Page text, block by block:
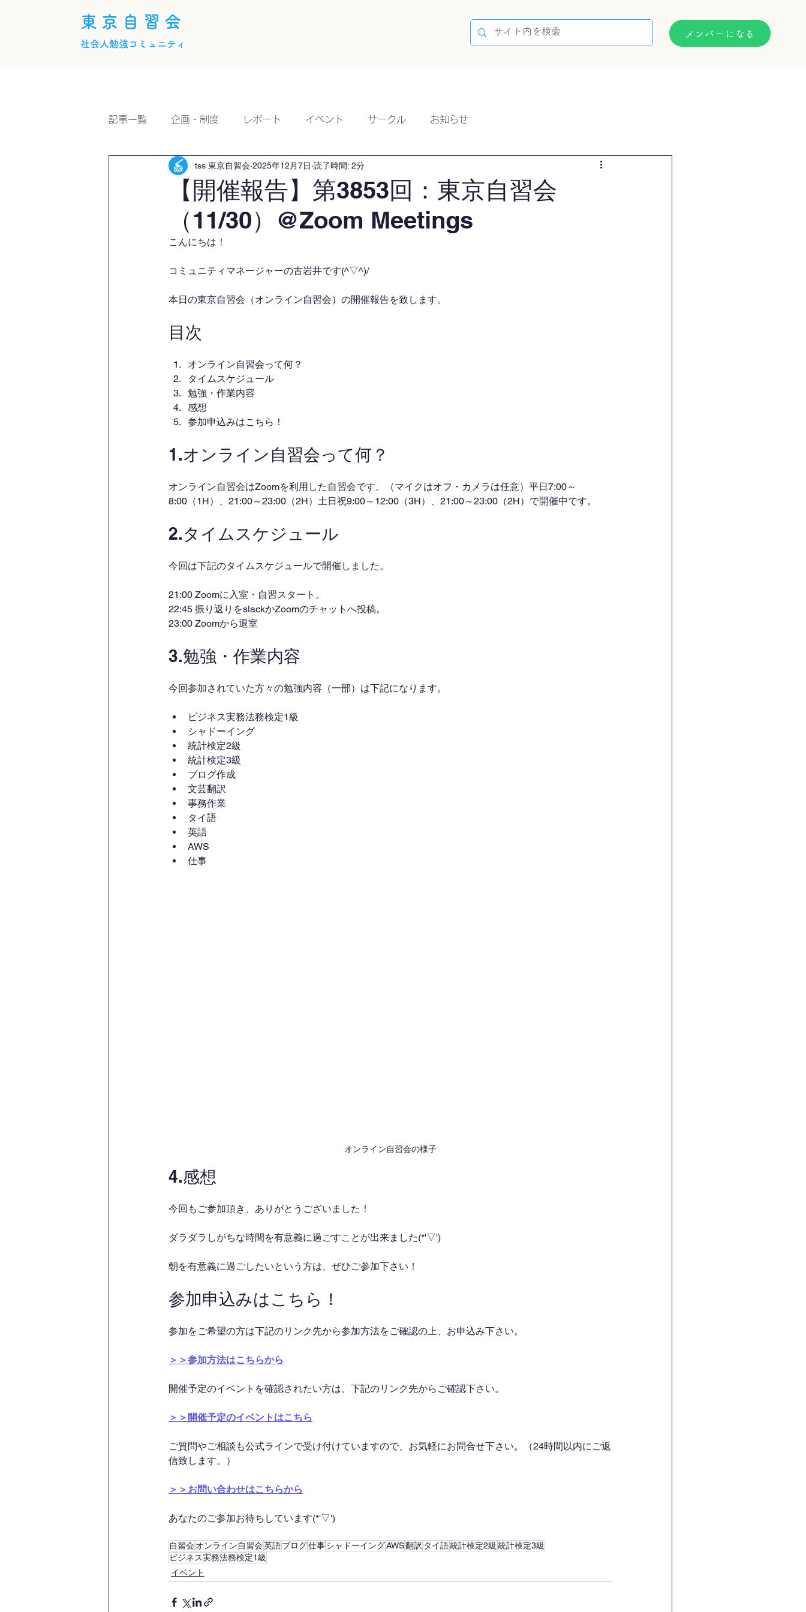
東京自習会
社会人勉強コミュニティ
メンバーになる
記事一覧 企画・制度 レポート イベント サークル お知らせ
【開催報告】第3853回：東京自習会
（11/30）@Zoom Meetings
tss 東京自習会 2025年12月7日 読了時間: 2分
こんにちは！
コミュニティマネージャーの古岩井です(^▽^)/
本日の東京自習会（オンライン自習会）の開催報告を致します。
目次
オンライン自習会って何？
タイムスケジュール
勉強・作業内容
感想
参加申込みはこちら！
1.オンライン自習会って何？
オンライン自習会はZoomを利用した自習会です。（マイクはオフ・カメラは任意）平日7:00～
8:00（1H）、21:00～23:00（2H）土日祝9:00～12:00（3H）、21:00～23:00（2H）で開催中です。
2.タイムスケジュール
今回は下記のタイムスケジュールで開催しました。
21:00 Zoomに入室・自習スタート。
22:45 振り返りをslackかZoomのチャットへ投稿。
23:00 Zoomから退室
3.勉強・作業内容
今回参加されていた方々の勉強内容（一部）は下記になります。
ビジネス実務法務検定1級
シャドーイング
統計検定2級
統計検定3級
ブログ作成
文芸翻訳
事務作業
タイ語
英語
AWS
仕事
オンライン自習会の様子
4.感想
今回もご参加頂き、ありがとうございました！
ダラダラしがちな時間を有意義に過ごすことが出来ました(*'▽')
朝を有意義に過ごしたいという方は、ぜひご参加下さい！
参加申込みはこちら！
参加をご希望の方は下記のリンク先から参加方法をご確認の上、お申込み下さい。
＞＞参加方法はこちらから
開催予定のイベントを確認されたい方は、下記のリンク先からご確認下さい。
＞＞開催予定のイベントはこちら
ご質問やご相談も公式ラインで受け付けていますので、お気軽にお問合せ下さい。（24時間以内にご返
信致します。）
＞＞お問い合わせはこちらから
あなたのご参加お待ちしています(*'▽')
自習会オンライン自習会英語ブログ仕事シャドーイングAWS翻訳 タイ語統計検定2級 統計検定3級
ビジネス実務法務検定1級
イベント